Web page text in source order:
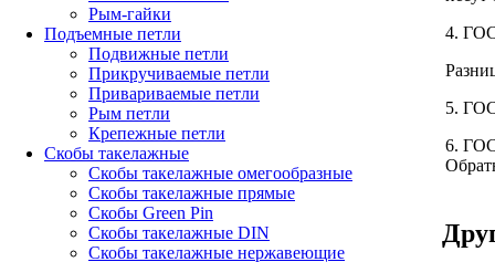
Рым-гайки
Подъемные петли
Подвижные петли
Прикручиваемые петли
Привариваемые петли
Рым петли
Крепежные петли
Скобы такелажные
Скобы такелажные омегообразные
Скобы такелажные прямые
Скобы Green Pin
Скобы такелажные DIN
Скобы такелажные нержавеющие
4.
5.
6.